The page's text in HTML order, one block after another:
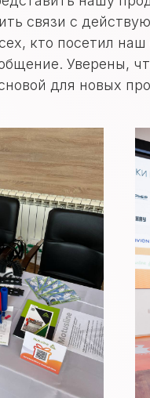
связи с
кто посетил
Уверены,
для новых